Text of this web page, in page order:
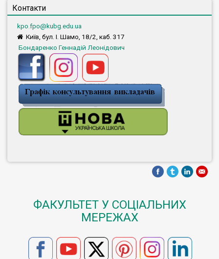
Контакти
kpo.fpo@kubg.edu.ua
Київ, бул. І. Шамо, 18/2, каб. 317
Бондаренко Геннадій Леонідович
ФАКУЛЬТЕТ У СОЦІАЛЬНИХ
МЕРЕЖАХ